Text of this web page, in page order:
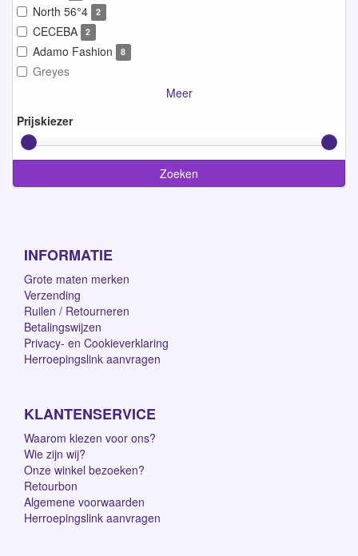
North 56°4 2
CECEBA 2
Adamo Fashion 8
Greyes
Meer
Prijskiezer
Zoeken
INFORMATIE
Grote maten merken
Verzending
Ruilen / Retourneren
Betalingswijzen
Privacy- en Cookieverklaring
Herroepingslink aanvragen
KLANTENSERVICE
Waarom kiezen voor ons?
Wie zijn wij?
Onze winkel bezoeken?
Retourbon
Algemene voorwaarden
Herroepingslink aanvragen